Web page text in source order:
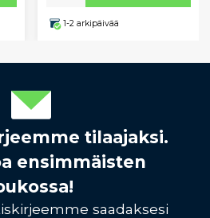
1-2 arkipäivää
tilaajaksi.
ensimmäisten
saadaksesi